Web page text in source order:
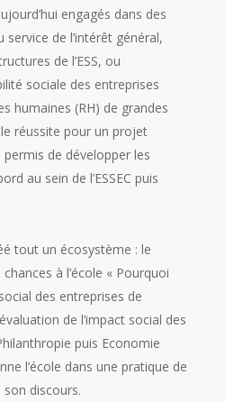
engagés dans des
de l’intérêt général,
de l’ESS, ou
sociale des entreprises
humaines (RH) de grandes
réussite pour un projet
permis de développer les
au sein de l’ESSEC puis
tout un écosystème : le
à l’école « Pourquoi
des entreprises de
de l’impact social des
puis Economie
l’école dans une pratique de
discours.